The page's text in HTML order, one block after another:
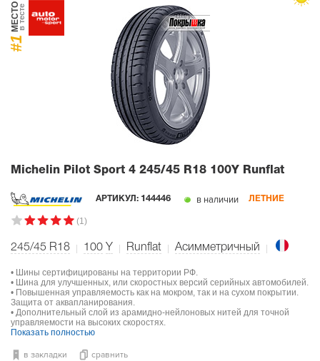
#1
МЕСТОв тесте
Michelin Pilot Sport 4 245/45 R18 100Y Runflat
АРТИКУЛ: 144446 в наличии ЛЕТНИЕ
(1)
245/45 R18 100 Y Runflat Асимметричный
• Шины сертифицированы на территории РФ.
• Шина для улучшенных, или скоростных версий серийных автомобилей.
• Повышенная управляемость как на мокром, так и на сухом покрытии.
Защита от аквапланирования.
• Дополнительный слой из арамидно-нейлоновых нитей для точной
управляемости на высоких скоростях.
Показать полностью
в закладки сравнить